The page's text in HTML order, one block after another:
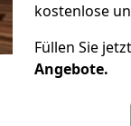
kostenlose
Füllen Sie
Angebote.